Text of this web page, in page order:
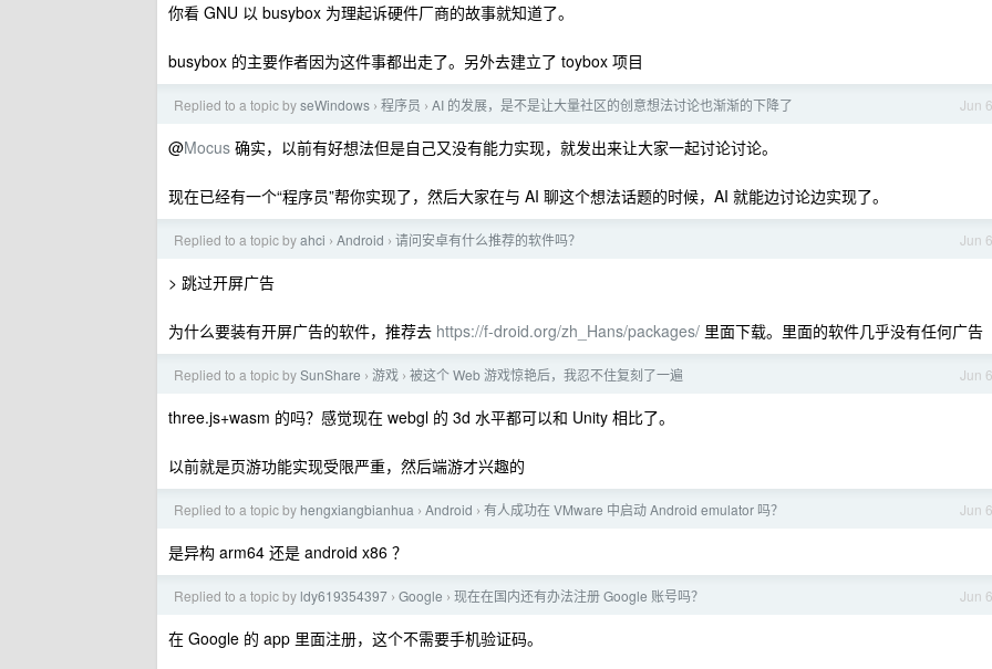
你看 GNU 以 busybox 为理起诉硬件厂商的故事就知道了。
busybox 的主要作者因为这件事都出走了。另外去建立了 toybox 项目
Jun 6
Replied to a topic byseWindows › 程序员 › AI 的发展，是不是让大量社区的创意想法讨论也渐渐的下降了
@Mocus 确实，以前有好想法但是自己又没有能力实现，就发出来让大家一起讨论讨论。
现在已经有一个“程序员”帮你实现了，然后大家在与 AI 聊这个想法话题的时候，AI 就能边讨论边实现了。
Jun 6
Replied to a topic byahci › Android › 请问安卓有什么推荐的软件吗？
> 跳过开屏广告
为什么要装有开屏广告的软件，推荐去 https://f-droid.org/zh_Hans/packages/ 里面下载。里面的软件几乎没有任何广告
Jun 6
Replied to a topic bySunShare › 游戏 › 被这个 Web 游戏惊艳后，我忍不住复刻了一遍
three.js+wasm 的吗？感觉现在 webgl 的 3d 水平都可以和 Unity 相比了。
以前就是页游功能实现受限严重，然后端游才兴趣的
Jun 6
Replied to a topic by hengxiangbianhua › Android › 有人成功在 VMware 中启动 Android emulator 吗？
是异构 arm64 还是 android x86 ？
Jun 6
Replied to a topic by ldy619354397 › Google › 现在在国内还有办法注册 Google 账号吗？
在 Google 的 app 里面注册，这个不需要手机验证码。